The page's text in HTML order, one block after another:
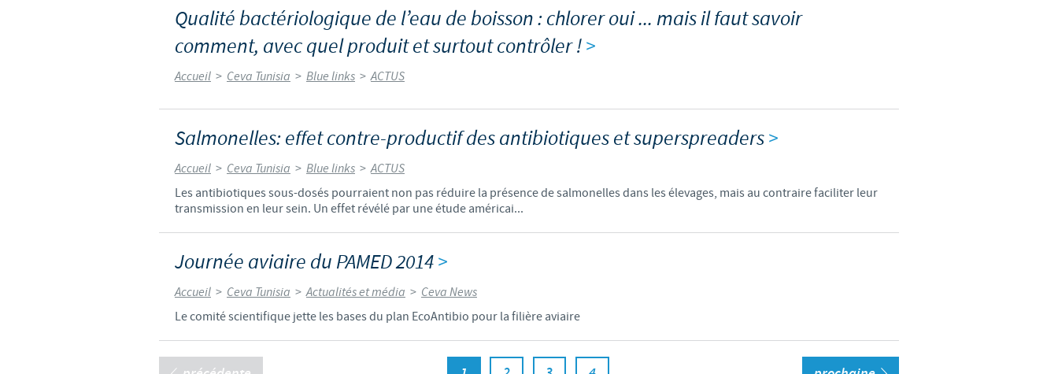
Qualité bactériologique de l’eau de boisson : chlorer oui ... mais il faut savoir
comment, avec quel produit et surtout contrôler !>
Accueil > Ceva Tunisia > Blue links > ACTUS
Salmonelles: effet contre-productif des antibiotiques et superspreaders>
Accueil > Ceva Tunisia > Blue links > ACTUS
Les antibiotiques sous-dosés pourraient non pas réduire la présence de salmonelles dans les élevages, mais au contraire faciliter leur
transmission en leur sein. Un effet révélé par une étude américai...
Journée aviaire du PAMED 2014>
Accueil > Ceva Tunisia > Actualités et média > Ceva News
Le comité scientifique jette les bases du plan EcoAntibio pour la filière aviaire